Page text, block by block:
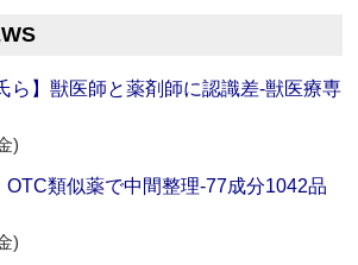
ら】獣医師と薬剤師に認識差‐獣医療専
)
OTC類似薬で中間整理‐77成分1042品
)